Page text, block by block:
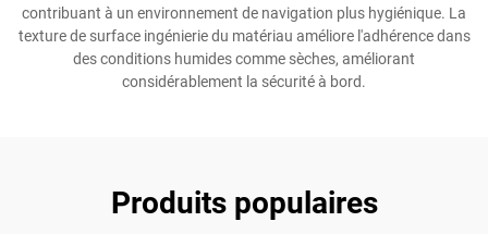
contribuant à un environnement de navigation plus hygiénique. La
texture de surface ingénierie du matériau améliore l'adhérence dans
des conditions humides comme sèches, améliorant
considérablement la sécurité à bord.
Produits populaires